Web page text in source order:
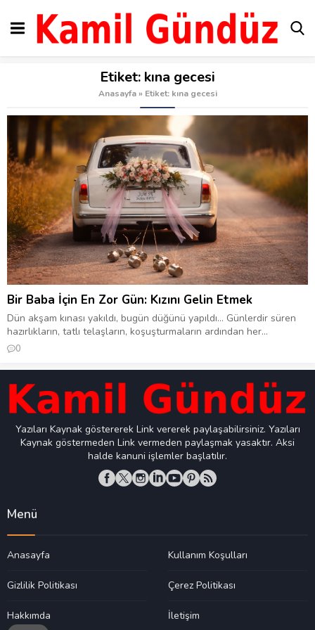
Etiket: kına gecesi
Anasayfa » Etiket: kına gecesi
Bir Baba İçin En Zor Gün: Kızını Gelin Etmek
Dün akşam kınası yakıldı, bugün düğünü yapıldı… Günlerdir süren
hazırlıkların, tatlı telaşların, koşuşturmaların ardından her...
0
Yazıları Kaynak göstererek Link vererek paylaşabilirsiniz. Yazıları
Kaynak göstermeden Link vermeden paylaşmak yasaktır. Aksi
halde kanuni işlemler başlatılır.
Menü
Anasayfa Kullanım Koşulları
Gizlilik Politikası Çerez Politikası
Hakkımda İletişim